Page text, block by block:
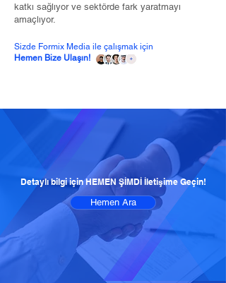
katkı sağlıyor ve sektörde fark yaratmayı
amaçlıyor.
Sizde Formix Media ile çalışmak için
Hemen Bize Ulaşın!
Hemen Ara
Detaylı bilgi için HEMEN ŞİMDİ İletişime Geçin!